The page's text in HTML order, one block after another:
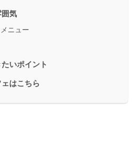
囲気
ニュー
いポイント
はこちら